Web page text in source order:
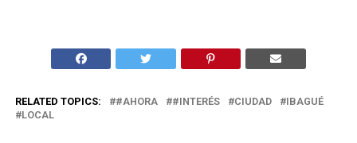
RELATED TOPICS: #AHORA #INTERÉS CIUDAD
IBAGUÉ
LOCAL